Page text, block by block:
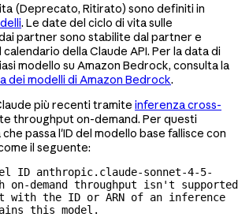
(Deprecato, Ritirato) sono definiti in
. Le date del ciclo di vita sulle
partner sono stabilite dal partner e
della Claude API. Per la data di
modello su Amazon Bedrock, consulta la
dei modelli di Amazon Bedrock.
più recenti tramite inferenza cross-
throughput on-demand. Per questi
passa l'ID del modello base fallisce con
il seguente:
ID anthropic.claude-sonnet-4-5-
on-demand
throughput isn't
with the ID or ARN of an inference
this model.